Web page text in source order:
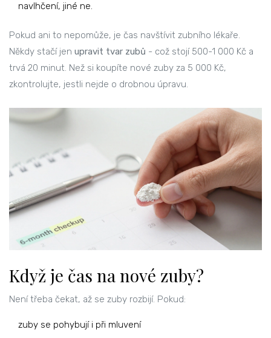
navlhčení, jiné ne.
Pokud ani to nepomůže, je čas navštívit zubního lékaře.
Někdy stačí jen upravit tvar zubů - což stojí 500-1 000 Kč a
trvá 20 minut. Než si koupíte nové zuby za 5 000 Kč,
zkontrolujte, jestli nejde o drobnou úpravu.
Když je čas na nové zuby?
Není třeba čekat, až se zuby rozbijí. Pokud:
zuby se pohybují i při mluvení